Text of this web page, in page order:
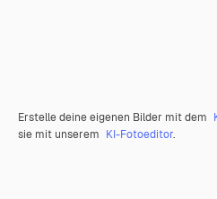
Erstelle deine eigenen Bilder mit dem
sie mit unserem KI-Fotoeditor.